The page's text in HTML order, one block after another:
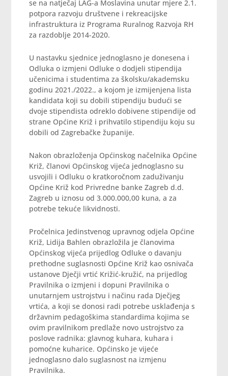
se na natječaj LAG-a Moslavina unutar mjere 2.1.
potpora razvoju društvene i rekreacijske
infrastruktura iz Programa Ruralnog Razvoja RH
za razdoblje 2014-2020.
U nastavku sjednice jednoglasno je donesena i
Odluka o izmjeni Odluke o dodjeli stipendija
učenicima i studentima za školsku/akademsku
godinu 2021./2022., a kojom je izmijenjena lista
kandidata koji su dobili stipendiju budući se
dvoje stipendista odreklo dobivene stipendije od
strane Općine Križ i prihvatilo stipendiju koju su
dobili od Zagrebačke županije.
Nakon obrazloženja Općinskog načelnika Općine
Križ, članovi Općinskog vijeća jednoglasno su
usvojili i Odluku o kratkoročnom zaduživanju
Općine Križ kod Privredne banke Zagreb d.d.
Zagreb u iznosu od 3.000.000,00 kuna, a za
potrebe tekuće likvidnosti.
Pročelnica Jedinstvenog upravnog odjela Općine
Križ, Lidija Bahlen obrazložila je članovima
Općinskog vijeća prijedlog Odluke o davanju
prethodne suglasnosti Općine Križ kao osnivača
ustanove Dječji vrtić Križić-kružić, na prijedlog
Pravilnika o izmjeni i dopuni Pravilnika o
unutarnjem ustrojstvu i načinu rada Dječjeg
vrtića, a koji se donosi radi potrebe usklađenja s
državnim pedagoškima standardima kojima se
ovim pravilnikom predlaže novo ustrojstvo za
poslove radnika: glavnog kuhara, kuhara i
pomoćne kuharice. Općinsko je vijeće
jednoglasno dalo suglasnost na izmjenu
Pravilnika.